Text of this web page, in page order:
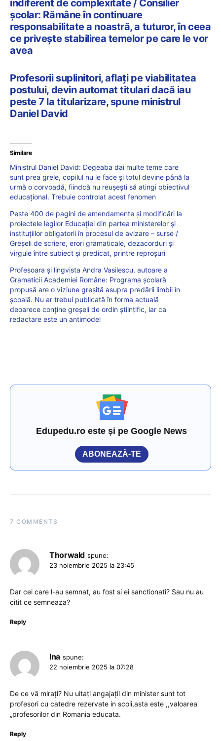
indiferent de complexitate / Consilier
școlar: Rămâne în continuare
responsabilitate a noastră, a tuturor, în ceea
ce privește stabilirea temelor pe care le vor
avea
Profesorii suplinitori, aflați pe viabilitatea
postului, devin automat titulari dacă iau
peste 7 la titularizare, spune ministrul
Daniel David
Similare
Ministrul Daniel David: Degeaba dai multe teme care
sunt prea grele, copilul nu le face și totul devine până la
urmă o corvoadă, fiindcă nu reușești să atingi obiectivul
educațional. Trebuie controlat acest fenomen
Peste 400 de pagini de amendamente și modificări la
proiectele legilor Educației din partea ministerelor și
instituțiilor obligatorii în procesul de avizare – surse /
Greșeli de scriere, erori gramaticale, dezacorduri și
virgule între subiect și predicat, printre reproșuri
Profesoara și lingvista Andra Vasilescu, autoare a
Gramaticii Academiei Române: Programa școlară
propusă are o viziune greșită asupra predării limbii în
școală. Nu ar trebui publicată în forma actuală
deoarece conține greșeli de ordin științific, iar ca
redactare este un antimodel
Edupedu.ro este și pe Google News
ABONEAZĂ-TE
7 COMMENTS
Thorwald spune:
23 noiembrie 2025 la 23:45
Dar cei care l-au semnat, au fost si ei sanctionati? Sau nu au
citit ce semneaza?
Reply
Ina spune:
22 noiembrie 2025 la 07:28
De ce vă mirați? Nu uitați angajații din minister sunt tot
profesori cu catedre rezervate in scoli,asta este ,,valoarea
„profesorilor din Romania educata.
Reply